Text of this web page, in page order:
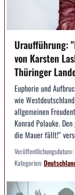
Uraufführung:
von Karsten
Thüringer
Euphorie und
wie
allgemeinen
Konrad Polauke.
die Mauer fällt!“
Veröffentlichungsdatum:
Kategorien: